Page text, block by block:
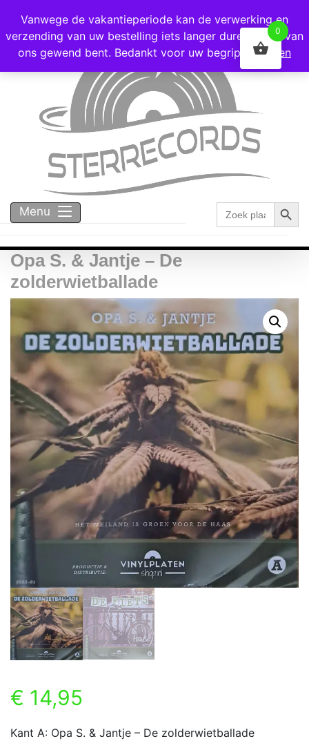
Voor 16:00 besteld = vandaag verzonden!
Menu
Zoek
naar:
Opa S. & Jantje – De
zolderwietballade
€ 14,95
Kant A: Opa S. & Jantje – De zolderwietballade
Vanwege de vakantieperiode kan de verwerking en
verzending van uw bestelling iets langer duren dan u van
ons gewend bent. Bedankt voor uw begrip!
Negeren
0